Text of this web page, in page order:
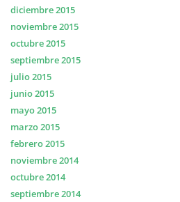
diciembre 2015
noviembre 2015
octubre 2015
septiembre 2015
julio 2015
junio 2015
mayo 2015
marzo 2015
febrero 2015
noviembre 2014
octubre 2014
septiembre 2014